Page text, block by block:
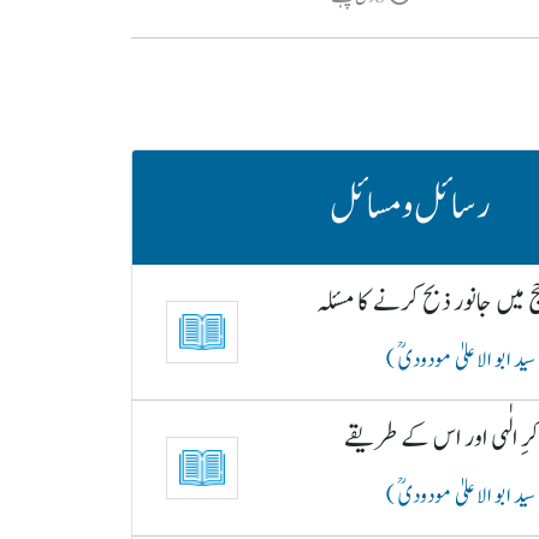
رسائل و مسائل
میں جانور ذبح کرنے کا مسئلہ
ابو الاعلیٰ مودودیؒ )
الٰہی اور اس کے طریقے
ابو الاعلیٰ مودودیؒ )